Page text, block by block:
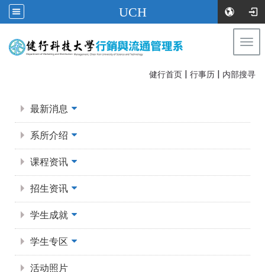
UCH
健行首页 | 行事历 | 内部搜寻
最新消息
系所介绍
课程资讯
招生资讯
学生成就
学生专区
活动照片